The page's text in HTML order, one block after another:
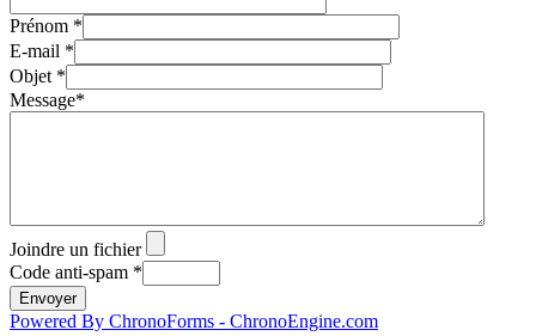
Prénom *
E-mail *
Objet *
Message*
Joindre un fichier
Code anti-spam *
Powered By ChronoForms - ChronoEngine.com